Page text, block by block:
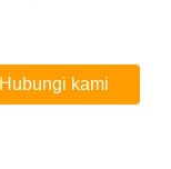
Hubungi kami